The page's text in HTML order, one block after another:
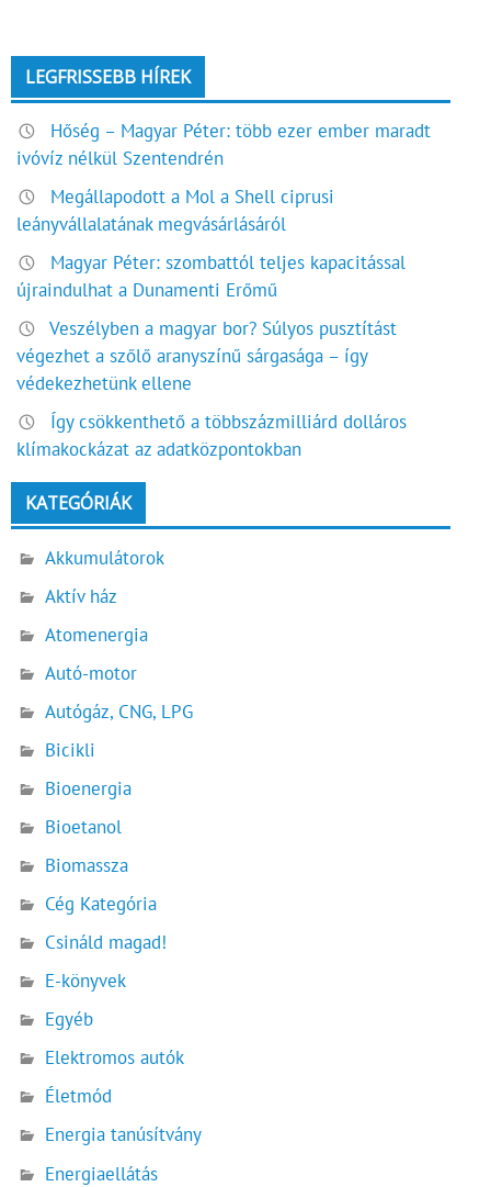
LEGFRISSEBB HÍREK
Hőség – Magyar Péter: több ezer ember maradt
ivóvíz nélkül Szentendrén
Megállapodott a Mol a Shell ciprusi
leányvállalatának megvásárlásáról
Magyar Péter: szombattól teljes kapacitással
újraindulhat a Dunamenti Erőmű
Veszélyben a magyar bor? Súlyos pusztítást
végezhet a szőlő aranyszínű sárgasága – így
védekezhetünk ellene
Így csökkenthető a többszázmilliárd dolláros
klímakockázat az adatközpontokban
KATEGÓRIÁK
Akkumulátorok
Aktív ház
Atomenergia
Autó-motor
Autógáz, CNG, LPG
Bicikli
Bioenergia
Bioetanol
Biomassza
Cég Kategória
Csináld magad!
E-könyvek
Egyéb
Elektromos autók
Életmód
Energia tanúsítvány
Energiaellátás